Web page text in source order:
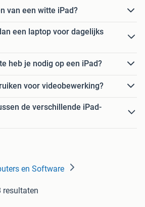
van een witte iPad?
een laptop voor dagelijks
heb je nodig op een iPad?
voor videobewerking?
de verschillende iPad-
en Software
resultaten